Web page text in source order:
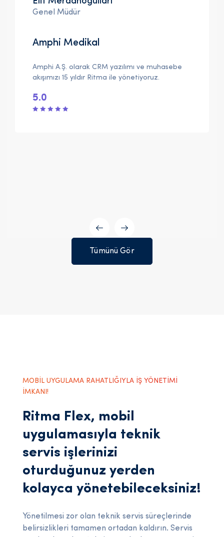
Genel Müdür
Amphi Medikal
Amphi A.Ş. olarak CRM yazılımı ve muhasebe
akışımızı 15 yıldır Ritma ile yönetiyoruz.
5.0
Tümünü Gör
MOBİL UYGULAMA RAHATLIĞIYLA İŞ YÖNETİMİ
İMKANI!
Ritma Flex, mobil
uygulamasıyla teknik
servis işlerinizi
oturduğunuz yerden
kolayca yönetebileceksiniz!
Yönetilmesi zor olan teknik servis süreçlerinde
belirsizlikleri tamamen ortadan kaldırın. Servis